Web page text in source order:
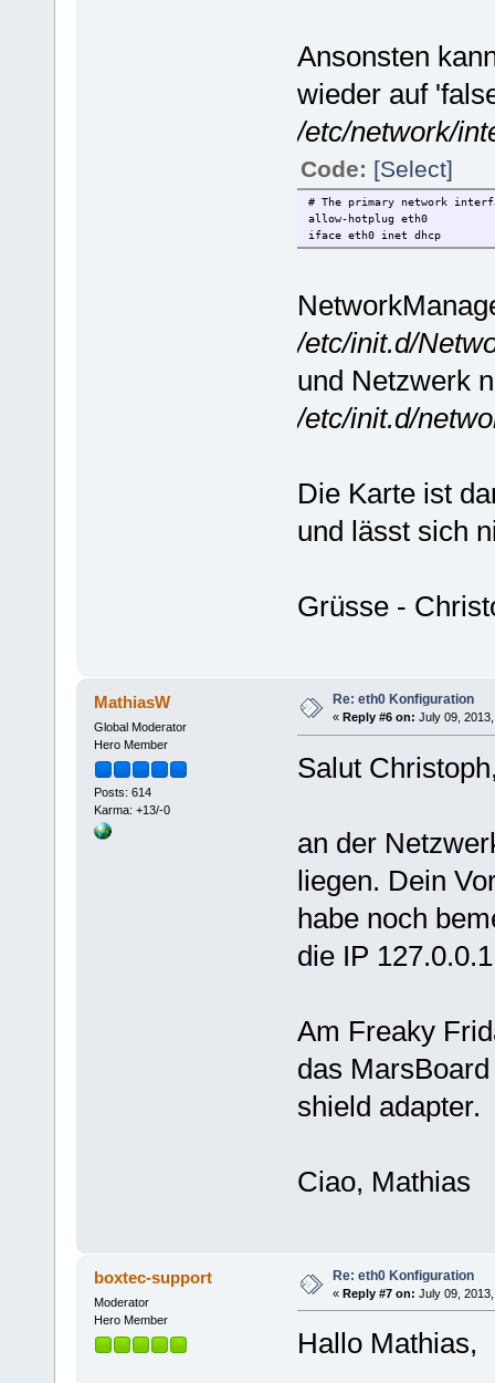
Ansonsten
wieder auf
/etc/network/
Code: [Select]
# The primary network
allow-hotplug eth0
iface eth0 inet dhcp
/etc/init.d/
und Netzwerk
/etc/init.d/
Die Karte ist
und lässt sich
Grüsse -
MathiasW
Global Moderator
Hero Member
Posts: 614
Karma: +13/-0
Re: eth0 Konfiguration
« Reply #6 on: July 09,
Salut
an der
liegen. Dein
habe noch
die IP
Am Freaky
das
shield adapter.
Ciao, Mathias
boxtec-support
Moderator
Hero Member
Re: eth0 Konfiguration
« Reply #7 on: July 09,
Hallo Mathias,